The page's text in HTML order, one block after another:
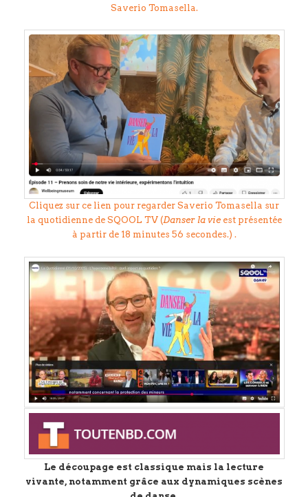
Saverio Tomasella.
Cliquez sur ce lien pour regarder Saverio Tomasella sur
la quotidienne de SQOOL TV (Danser la vieest présentée
à partir de 18 minutes 56 secondes.) .
Le découpage est classique mais la lecture
vivante, notamment grâce aux dynamiques scènes